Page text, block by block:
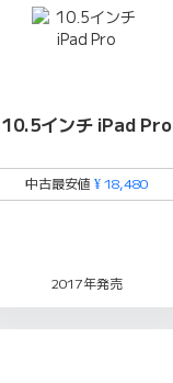
10.5インチ iPad Pro
中古最安値 ¥ 18,480
2017年発売